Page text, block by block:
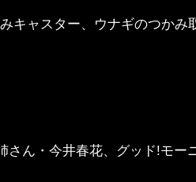
みキャスター、ウナギのつかみ
さん・今井春花、グッド!モー